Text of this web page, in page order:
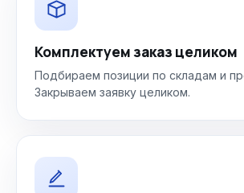
Комплектуем заказ целиком
Подбираем позиции по складам и
Закрываем заявку целиком.